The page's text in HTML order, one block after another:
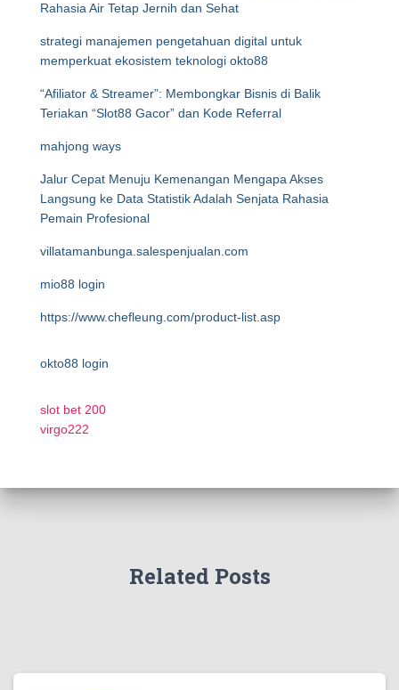
Rahasia Air Tetap Jernih dan Sehat
strategi manajemen pengetahuan digital untuk
memperkuat ekosistem teknologi okto88
“Afiliator & Streamer”: Membongkar Bisnis di Balik
Teriakan “Slot88 Gacor” dan Kode Referral
mahjong ways
Jalur Cepat Menuju Kemenangan Mengapa Akses
Langsung ke Data Statistik Adalah Senjata Rahasia
Pemain Profesional
villatamanbunga.salespenjualan.com
mio88 login
https://www.chefleung.com/product-list.asp
okto88 login
slot bet 200
virgo222
Related Posts